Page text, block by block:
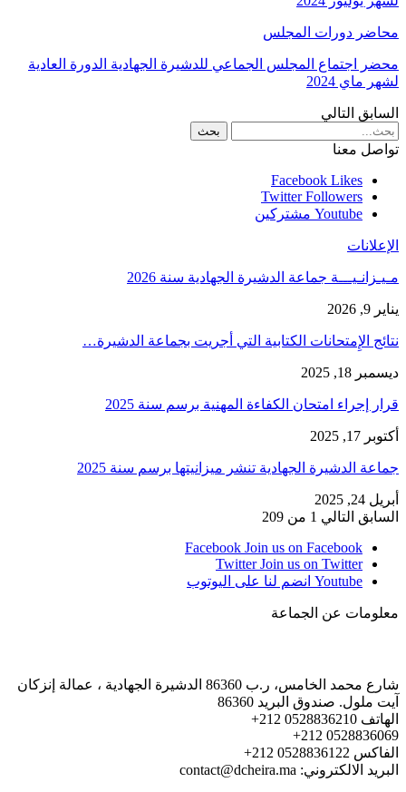
محاضر دورات المجلس
محضر اجتماع المجلس الجماعي للدشيرة الجهادية الدورة العادية
لشهر ماي 2024
السابق التالي
تواصل معنا
Facebook Likes
Twitter Followers
Youtube مشتركين
الإعلانات
مـيـزانـيـــة جماعة الدشيرة الجهادية سنة 2026
يناير 9, 2026
نتائج الإِمتحانات الكتابية التي أجريت بجماعة الدشيرة…
ديسمبر 18, 2025
قرار إجراء امتحان الكفاءة المهنية برسم سنة 2025
أكتوبر 17, 2025
جماعة الدشيرة الجهادية تنشر ميزانيتها برسم سنة 2025
أبريل 24, 2025
السابق التالي 1 من 209
Facebook Join us on Facebook
Twitter Join us on Twitter
Youtube انضم لنا على اليوتوب
معلومات عن الجماعة
شارع محمد الخامس، ر.ب 86360 الدشيرة الجهادية ، عمالة إنزكان
آيت ملول. صندوق البريد 86360
الهاتف 0528836210 212+
0528836069 212+
الفاكس 0528836122 212+
البريد الالكتروني: contact@dcheira.ma